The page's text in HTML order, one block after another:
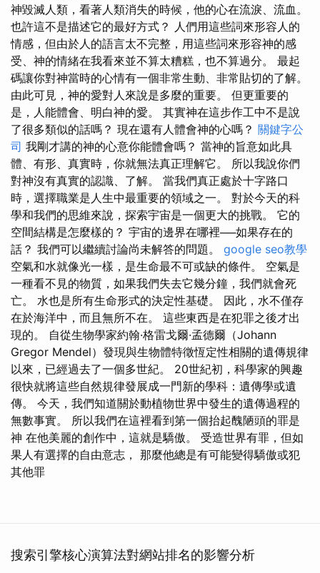
神毀滅人類，看著人類消失的時候，他的心在流淚、流血。
也許這不是描述它的最好方式？ 人們用這些詞來形容人的
情感，但由於人的語言太不完整，用這些詞來形容神的感
受、神的情緒在我看來並不算太糟糕，也不算過分。 最起
碼讓你對神當時的心情有一個非常生動、非常貼切的了解。
由此可見，神的愛對人來說是多麼的重要。 但更重要的
是，人能體會、明白神的愛。 其實神在這步作工中不是說
了很多類似的話嗎？ 現在還有人體會神的心嗎？ 關鍵字公
司 我剛才講的神的心意你能體會嗎？ 當神的旨意如此具
體、有形、真實時，你就無法真正理解它。 所以我說你們
對神沒有真實的認識、了解。 當我們真正處於十字路口
時，選擇職業是人生中最重要的領域之一。 對於今天的科
學和我們的思維來說，探索宇宙是一個更大的挑戰。 它的
空間結構是怎麼樣的？ 宇宙的邊界在哪裡──如果存在的
話？ 我們可以繼續討論尚未解答的問題。 google seo教學
空氣和水就像光一樣，是生命最不可或缺的條件。 空氣是
一種看不見的物質，如果我們失去它幾分鐘，我們就會死
亡。 水也是所有生命形式的決定性基礎。 因此，水不僅存
在於海洋中，而且無所不在。 這些東西是在犯罪之後才出
現的。 自從生物學家約翰·格雷戈爾·孟德爾（Johann
Gregor Mendel）發現與生物體特徵恆定性相關的遺傳規律
以來，已經過去了一個多世紀。 20世紀初，科學家的興趣
很快就將這些自然規律發展成一門新的學科：遺傳學或遺
傳。 今天，我們知道關於動植物世界中發生的遺傳過程的
無數事實。 所以我們在這裡看到第一個抬起醜陋頭的罪是
神 在他美麗的創作中，這就是驕傲。 受造世界有罪，但如
果人有選擇的自由意志， 那麼他總是有可能變得驕傲或犯
其他罪
搜索引擎核心演算法對網站排名的影響分析